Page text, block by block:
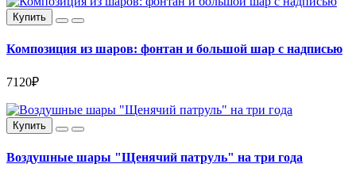
Купить
Композиция из шаров: фонтан и большой шар с надписью
7120₽
Купить
Воздушные шары "Щенячий патруль" на три года